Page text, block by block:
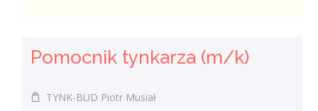
Pomocnik tynkarza (m/k)
TYNK-BUD Piotr Musiał